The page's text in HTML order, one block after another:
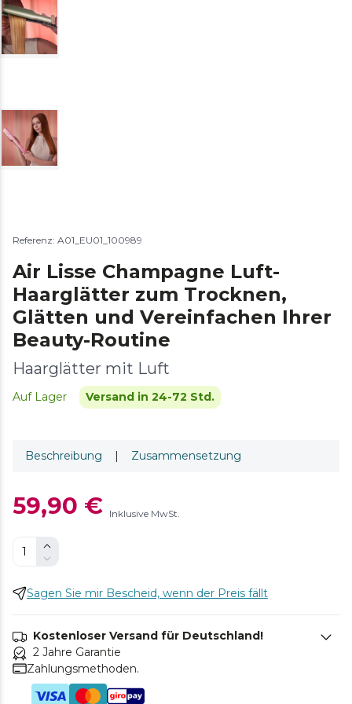
Referenz: A01_EU01_100989
Air Lisse Champagne Luft-
Haarglätter zum Trocknen,
Glätten und Vereinfachen Ihrer
Beauty-Routine
Haarglätter mit Luft
Auf Lager Versand in 24-72 Std.
Beschreibung | Zusammensetzung
59,90 € Inklusive MwSt.
Sagen Sie mir Bescheid, wenn der Preis fällt
Kostenloser Versand für Deutschland!
2 Jahre Garantie
Zahlungsmethoden.